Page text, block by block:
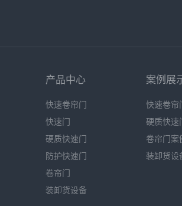
产品中心
快速卷帘门
快速门
硬质快速门
防护快速门
卷帘门
装卸货设备
案例展
快速卷帘
硬质快速
卷帘门案
装卸货设